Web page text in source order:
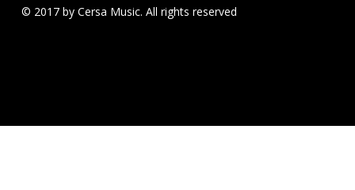
© 2017 by Cersa Music. All rights reserved